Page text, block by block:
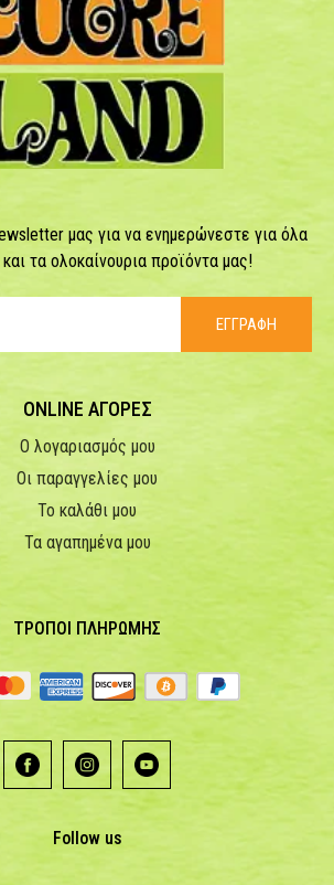
μας για να ενημερώνεστε για όλα
τα ολοκαίνουρια προϊόντα μας!
ΕΓΓΡΑΦΗ
ONLINE ΑΓΟΡΕΣ
Ο λογαριασμός μου
Οι παραγγελίες μου
Το καλάθι μου
Τα αγαπημένα μου
ΤΡΟΠΟΙ ΠΛΗΡΩΜΗΣ
Follow us